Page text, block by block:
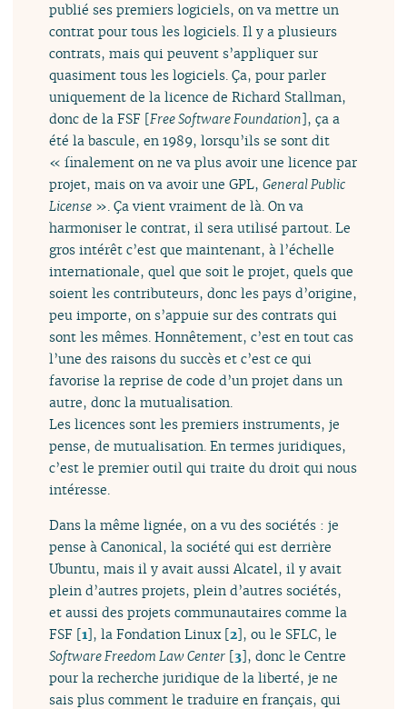
publié ses premiers logiciels, on va mettre un
contrat pour tous les logiciels. Il y a plusieurs
contrats, mais qui peuvent s’appliquer sur
quasiment tous les logiciels. Ça, pour parler
uniquement de la licence de Richard Stallman,
donc de la FSF [Free Software Foundation], ça a
été la bascule, en 1989, lorsqu’ils se sont dit
« finalement on ne va plus avoir une licence par
projet, mais on va avoir une GPL,General Public
License ». Ça vient vraiment de là. On va
harmoniser le contrat, il sera utilisé partout. Le
gros intérêt c’est que maintenant, à l’échelle
internationale, quel que soit le projet, quels que
soient les contributeurs, donc les pays d’origine,
peu importe, on s’appuie sur des contrats qui
sont les mêmes. Honnêtement, c’est en tout cas
l’une des raisons du succès et c’est ce qui
favorise la reprise de code d’un projet dans un
autre, donc la mutualisation.
Les licences sont les premiers instruments, je
pense, de mutualisation. En termes juridiques,
c’est le premier outil qui traite du droit qui nous
intéresse.
Dans la même lignée, on a vu des sociétés : je
pense à Canonical, la société qui est derrière
Ubuntu, mais il y avait aussi Alcatel, il y avait
plein d’autres projets, plein d’autres sociétés,
et aussi des projets communautaires comme la
FSF [1], la Fondation Linux [2], ou le SFLC, le
Software Freedom Law Center [3], donc le Centre
pour la recherche juridique de la liberté, je ne
sais plus comment le traduire en français, qui